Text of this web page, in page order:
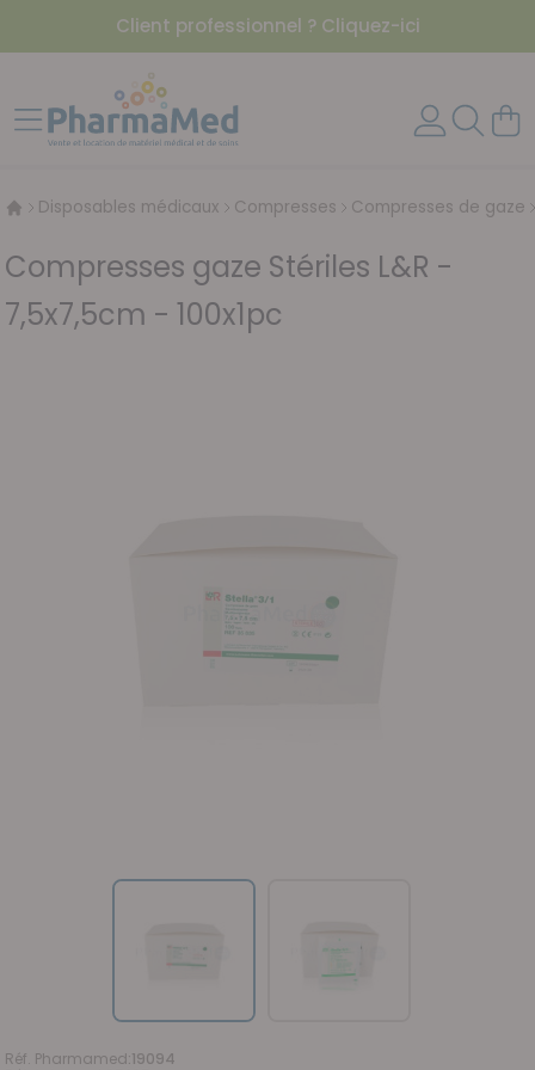
Client professionnel ? Cliquez-ici
Affichage navigation
Disposables médicaux Compresses Compresses de gaze
Compresses gaze Stériles L&R -
7,5x7,5cm - 100x1pc
Réf. Pharmamed:19094